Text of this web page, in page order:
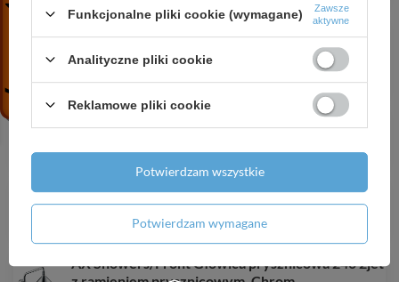
termostatyczna do 1 odbiornika, podtynkowa,
Chrom
HG Metropol Jednouchwytowa bateria
HG Raindance E Głowica prysznicowa 400/400
1jet EcoSmart, Chrom
4 177,57 zł / szt.
AX Showers/Front Głowica prysznicowa 240 2jet
Funkcjonalne pliki cookie (wymagane)
Zawsze
aktywne
Analityczne pliki cookie
Reklamowe pliki cookie
Potwierdzam wymagane
Potwierdzam wszystkie